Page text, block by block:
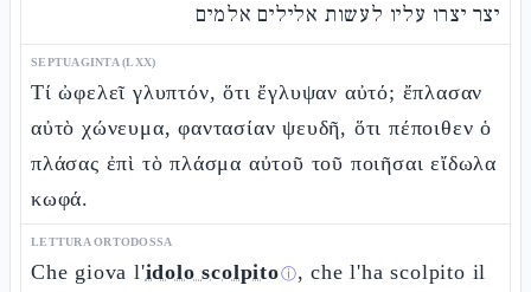
יצר יצרו עליו לעשות אלילים אלמים
SEPTUAGINTA (LXX)
Τί ὠφελεῖ γλυπτόν, ὅτι ἔγλυψαν αὐτό; ἔπλασαν
αὐτὸ χώνευμα, φαντασίαν ψευδῆ, ὅτι πέποιθεν ὁ
πλάσας ἐπὶ τὸ πλάσμα αὐτοῦ τοῦ ποιῆσαι εἴδωλα
κωφά.
LETTURA ORTODOSSA
Che giova l'idolo scolpitoⓘ, che l'ha scolpito il